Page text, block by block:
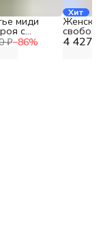
₽−86%
миди
с
Хит
4 427 ₽